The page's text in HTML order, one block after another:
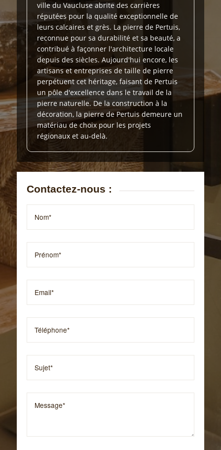
ville du Vaucluse abrite des carrières
réputées pour la qualité exceptionnelle de
leurs calcaires et grès. La pierre de Pertuis,
reconnue pour sa durabilité et sa beauté, a
contribué à façonner l'architecture locale
depuis des siècles. Aujourd'hui encore, les
artisans et entreprises de taille de pierre
perpétuent cet héritage, faisant de Pertuis
un pôle d'excellence dans le travail de la
pierre naturelle. De la construction à la
décoration, la pierre de Pertuis demeure un
matériau de choix pour les projets
régionaux et au-delà.
Contactez-nous :